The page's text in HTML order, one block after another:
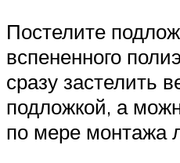
Постелите
вспененного
сразу застелить
подложкой, а
по мере монтажа